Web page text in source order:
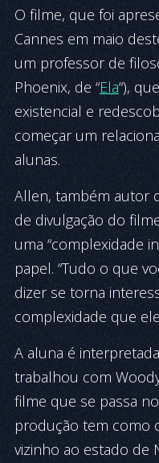
O filme, que foi
Cannes em maio
um professor de
Phoenix, de “Ela“),
existencial e
começar um
alunas.
Allen, também autor
de divulgação do
uma “complexidade
papel. “Tudo o que
dizer se torna
complexidade que
A aluna é
trabalhou com
filme que se passa
produção tem como
vizinho ao estado de